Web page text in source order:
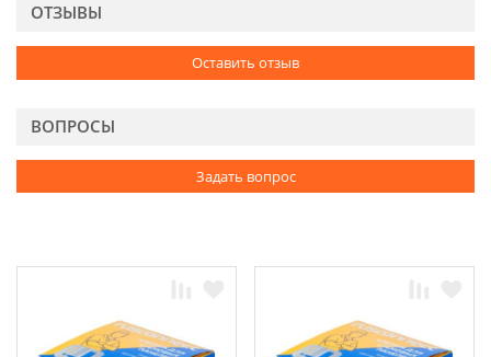
ОТЗЫВЫ
Оставить отзыв
ВОПРОСЫ
Задать вопрос